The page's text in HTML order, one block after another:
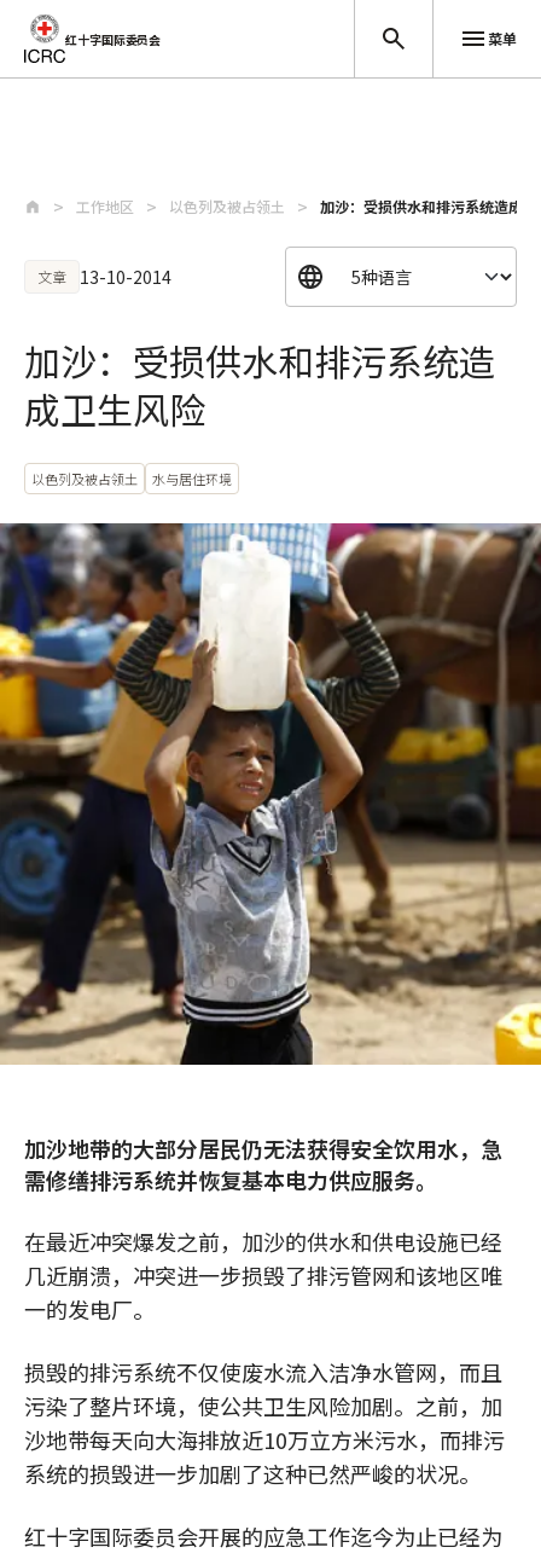
红十字国际委员会 菜单
工作地区 以色列及被占领土 加沙：受损供水和排污系统造成
文章 13-10-2014
加沙：受损供水和排污系统造
成卫生风险
以色列及被占领土 水与居住环境
加沙地带的大部分居民仍无法获得安全饮用水，急
需修缮排污系统并恢复基本电力供应服务。
在最近冲突爆发之前，加沙的供水和供电设施已经
几近崩溃，冲突进一步损毁了排污管网和该地区唯
一的发电厂。
损毁的排污系统不仅使废水流入洁净水管网，而且
污染了整片环境，使公共卫生风险加剧。之前，加
沙地带每天向大海排放近10万立方米污水，而排污
系统的损毁进一步加剧了这种已然严峻的状况。
红十字国际委员会开展的应急工作迄今为止已经为